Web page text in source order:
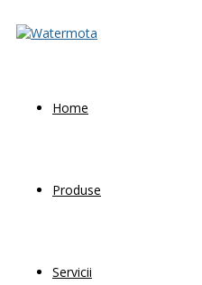
Home
Produse
Servicii